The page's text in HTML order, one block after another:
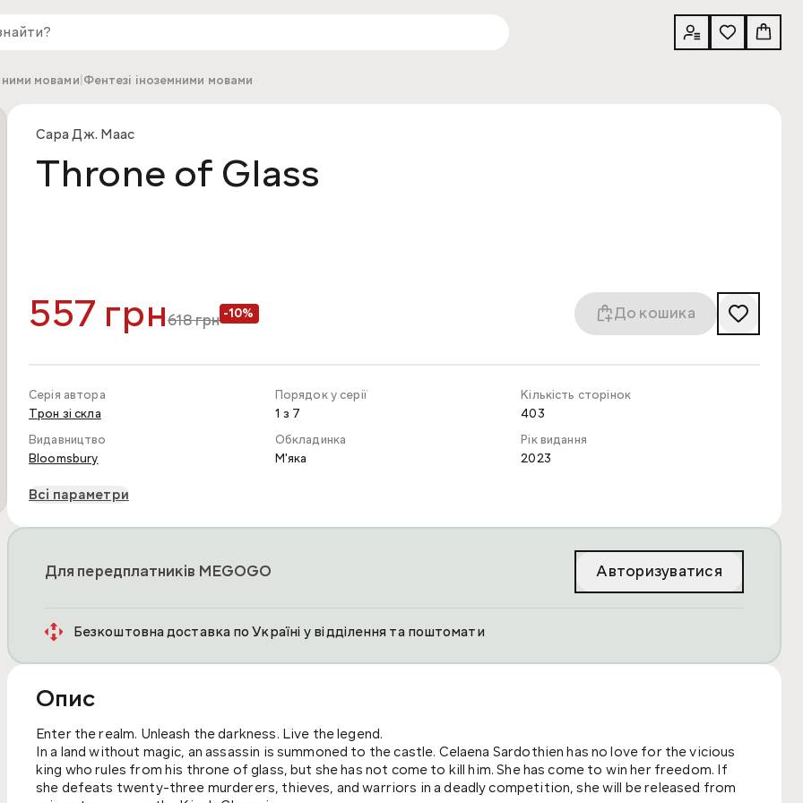
мовами Фентезі іноземними мовами
Сара Дж. Маас
Throne of Glass
557 грн618грн -10% До кошика
Серія автора
Трон зі скла
Порядок у серії
1 з 7
Кількість сторінок
403
Видавництво
Bloomsbury
Обкладинка
М'яка
Рік видання
2023
Всі параметри
Для передплатників MEGOGO Авторизуватися
Безкоштовна доставка по Україні у відділення та поштомати
Опис
Enter the realm. Unleash the darkness. Live the legend.
In a land without magic, an assassin is summoned to the castle. Celaena Sardothien has no love for the vicious
king who rules from his throne of glass, but she has not come to kill him. She has come to win her freedom. If
she defeats twenty-three murderers, thieves, and warriors in a deadly competition, she will be released from